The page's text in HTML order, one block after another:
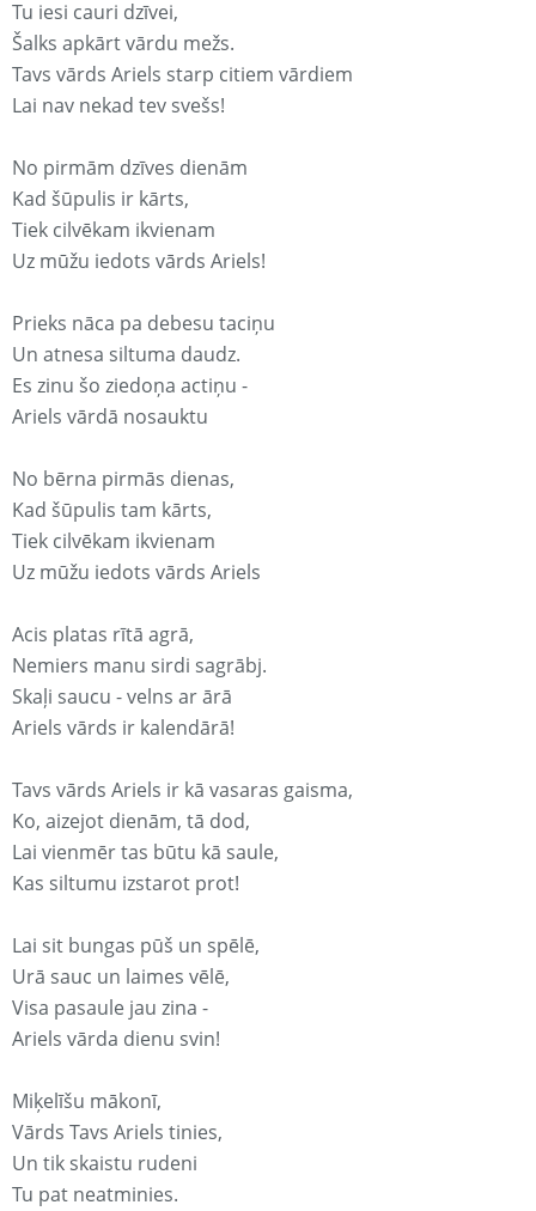
Tu iesi cauri dzīvei,
Šalks apkārt vārdu mežs.
Tavs vārds Ariels starp citiem vārdiem
Lai nav nekad tev svešs!
No pirmām dzīves dienām
Kad šūpulis ir kārts,
Tiek cilvēkam ikvienam
Uz mūžu iedots vārds Ariels!
Prieks nāca pa debesu taciņu
Un atnesa siltuma daudz.
Es zinu šo ziedoņa actiņu -
Ariels vārdā nosauktu
No bērna pirmās dienas,
Kad šūpulis tam kārts,
Tiek cilvēkam ikvienam
Uz mūžu iedots vārds Ariels
Acis platas rītā agrā,
Nemiers manu sirdi sagrābj.
Skaļi saucu - velns ar ārā
Ariels vārds ir kalendārā!
Tavs vārds Ariels ir kā vasaras gaisma,
Ko, aizejot dienām, tā dod,
Lai vienmēr tas būtu kā saule,
Kas siltumu izstarot prot!
Lai sit bungas pūš un spēlē,
Urā sauc un laimes vēlē,
Visa pasaule jau zina -
Ariels vārda dienu svin!
Miķelīšu mākonī,
Vārds Tavs Ariels tinies,
Un tik skaistu rudeni
Tu pat neatminies.